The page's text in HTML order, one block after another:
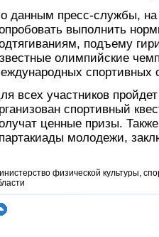
данным пресс-службы,
выполнить
подъему
олимпийские
спортивных
всех участников
спортивный
ценные призы.
молодежи,
физической культуры,